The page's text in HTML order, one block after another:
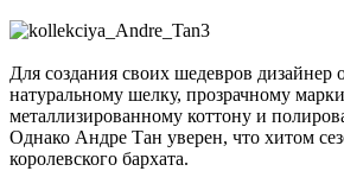
Для создания своих шедевров дизайнер
натуральному шелку, прозрачному
металлизированному коттону и
Однако Андре Тан уверен, что хитом
королевского бархата.